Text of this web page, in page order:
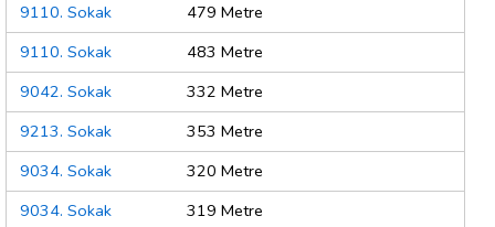
9110. Sokak
479 Metre
9110. Sokak
483 Metre
9042. Sokak
332 Metre
9213. Sokak
353 Metre
9034. Sokak
320 Metre
9034. Sokak
319 Metre